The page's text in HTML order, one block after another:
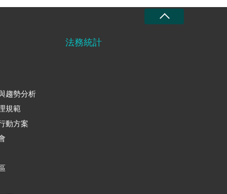
趨勢分析
規範
動方案
法務統計